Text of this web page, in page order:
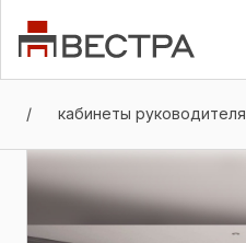
/ кабинеты руководителя